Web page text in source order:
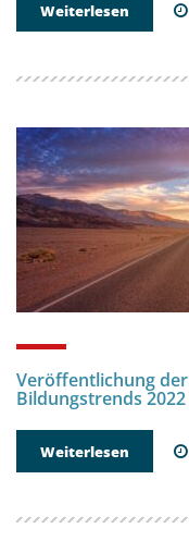
Weiterlesen
Veröffentlichung
Bildungstrends 2022
Weiterlesen